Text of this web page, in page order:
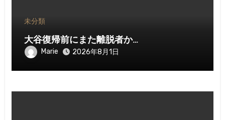
未分類
大谷復帰前にまた離脱者か…
Marie 2026年8月1日